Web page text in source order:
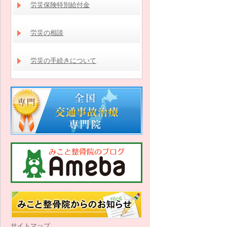
労災保険特別給付金
労災の相談
労災の手続きについて